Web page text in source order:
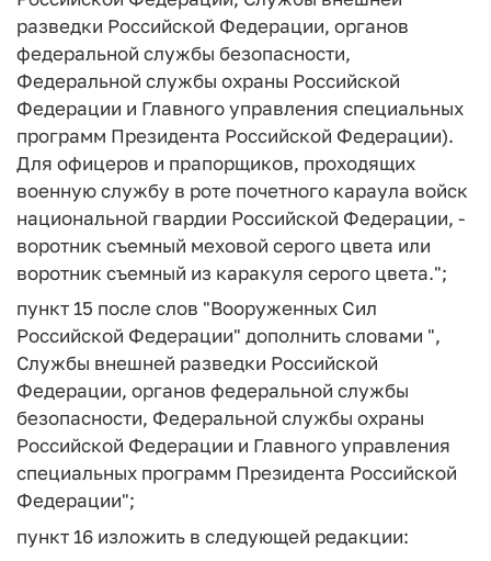
разведки Российской Федерации, органов
федеральной службы безопасности,
Федеральной службы охраны Российской
Федерации и Главного управления специальных
программ Президента Российской Федерации).
Для офицеров и прапорщиков, проходящих
военную службу в роте почетного караула войск
национальной гвардии Российской Федерации, -
воротник съемный меховой серого цвета или
воротник съемный из каракуля серого цвета.";
пункт 15 после слов "Вооруженных Сил
Российской Федерации" дополнить словами ",
Службы внешней разведки Российской
Федерации, органов федеральной службы
безопасности, Федеральной службы охраны
Российской Федерации и Главного управления
специальных программ Президента Российской
Федерации";
пункт 16 изложить в следующей редакции: